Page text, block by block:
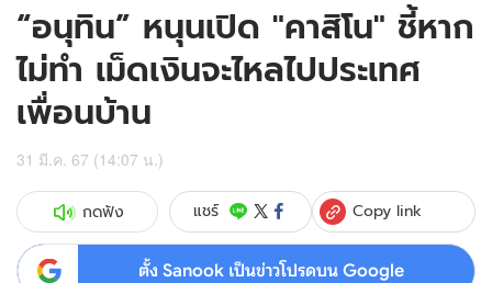
“อนุทิน” หนุนเปิด "คาสิโน" ชี้หาก
ไม่ทำ เม็ดเงินจะไหลไปประเทศ
เพื่อนบ้าน
31 มี.ค. 67 (14:07 น.)
กดฟัง แชร์ Copy link
ตั้ง Sanook เป็นข่าวโปรดบน Google